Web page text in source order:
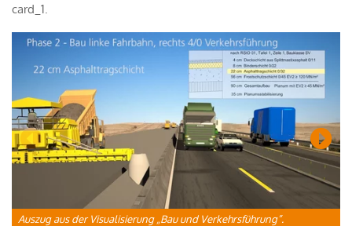
card_1.
Auszug aus der Visualisierung „Bau und Verkehrsführung”.